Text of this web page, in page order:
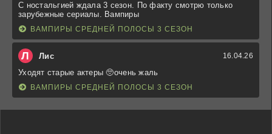
С ностальгией ждала 3 сезон. По факту смотрю только
зарубежные сериалы. Вампиры
ВАМПИРЫ СРЕДНЕЙ ПОЛОСЫ 3 СЕЗОН
Л Лис 16.04.26
Уходят старые актеры 🥺очень жаль
ВАМПИРЫ СРЕДНЕЙ ПОЛОСЫ 3 СЕЗОН